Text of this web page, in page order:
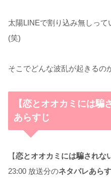
太陽LINEで割り込み無しっ
(笑)
そこでどんな波乱が起きるの
【恋とオオカミには騙
あらすじ
【恋とオオカミには騙されな
23:00 放送分のネタバレあら